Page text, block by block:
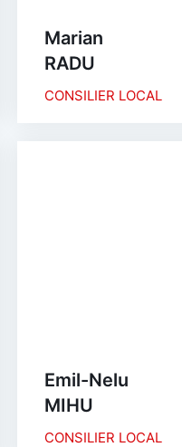
Marian
RADU
CONSILIER LOCAL
Emil-Nelu
MIHU
CONSILIER LOCAL